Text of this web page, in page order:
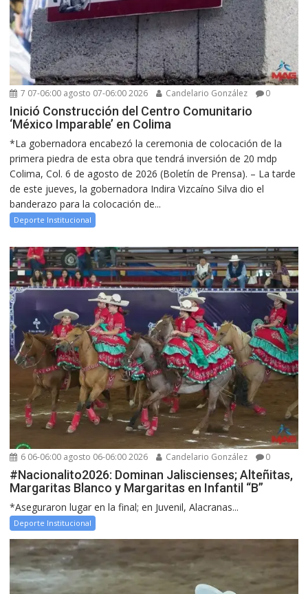
7 07-06:00 agosto 07-06:00 2026 Candelario González 0
Inició Construcción del Centro Comunitario
‘México Imparable’ en Colima
*La gobernadora encabezó la ceremonia de colocación de la
primera piedra de esta obra que tendrá inversión de 20 mdp
Colima, Col. 6 de agosto de 2026 (Boletín de Prensa). – La tarde
de este jueves, la gobernadora Indira Vizcaíno Silva dio el
banderazo para la colocación de...
Deporte Institucional
6 06-06:00 agosto 06-06:00 2026 Candelario González 0
#Nacionalito2026: Dominan Jaliscienses; Alteñitas,
Margaritas Blanco y Margaritas en Infantil “B”
*Aseguraron lugar en la final; en Juvenil, Alacranas...
Deporte Institucional